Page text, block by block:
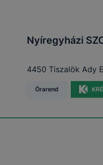
Nyíregyházi
4450 Tiszalök Ady
Órarend